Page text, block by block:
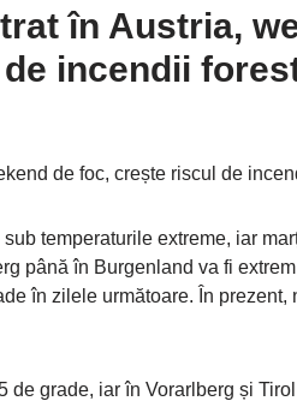
în Austria,
incendii
de foc, crește riscul de
temperaturile extreme, iar
până în Burgenland va fi
în zilele următoare. În prezent,
de grade, iar în Vorarlberg și